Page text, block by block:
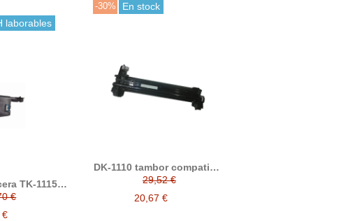
laborables
TK-1115
al
Kyocera
€
€
-30% En stock
DK-1110 tambor compatible
alternativo a Kyocera Mita
302M293010 / 302M293011 /
302M293012 / DK1110
29,52 €
20,67 €